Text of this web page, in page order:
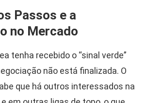
Passos e a
no Mercado
tenha recebido o “sinal verde”
não está finalizada. O
que há outros interessados na